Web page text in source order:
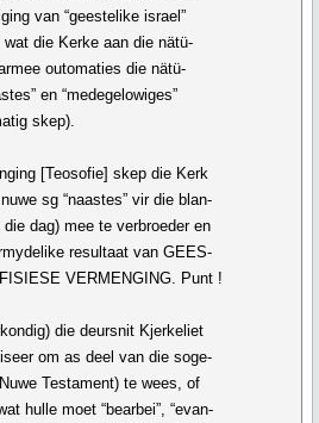
van “geestelike israel”
wat die Kerke aan die nätü-
outomaties die nätü-
en “medegelowiges”
skep).
[Teosofie] skep die Kerk
sg “naastes” vir die blan-
dag) mee te verbroeder en
resultaat van GEES-
VERMENGING. Punt !
die deursnit Kjerkeliet
om as deel van die soge-
Testament) te wees, of
hulle moet “bearbei”, “evan-